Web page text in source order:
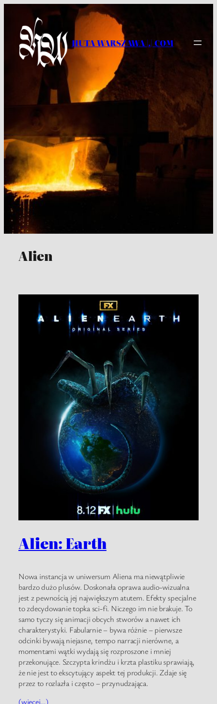
treści
HUTA WARSZAWA |.| COM
Alien
Alien: Earth
Nowa instancja w uniwersum Aliena ma niewątpliwie
bardzo dużo plusów. Doskonała oprawa audio-wizualna
jest z pewnością jej największym atutem. Efekty specjalne
to zdecydowanie topka sci-fi. Niczego im nie brakuje. To
samo tyczy się animacji obcych stworów a nawet ich
charakterystyki. Fabularnie – bywa różnie – pierwsze
odcinki bywają niejasne, tempo narracji nierówne, a
momentami wątki wydają się rozproszone i mniej
przekonujące. Szczypta krindżu i krzta plastiku sprawiają,
że nie jest to ekscytujący aspekt tej produkcji. Zdaje się
przez to rozlazła i często – przynudzająca.
(więcej…)